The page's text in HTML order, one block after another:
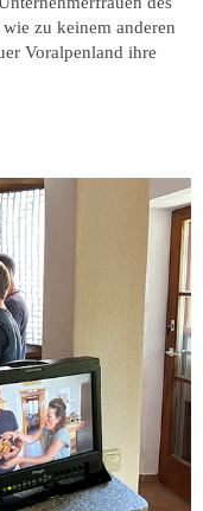
zu keinem anderen
Voralpenland ihre